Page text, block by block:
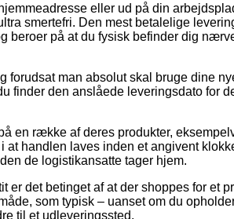
eller ud på din
smertefri. Den mest betalelige
beroer på at du fysisk befinder dig
man absolut skal bruge dine
finder den anslåede leveringsdato for
en række af deres produkter,
at handlen laves inden et angivent
de logistikansatte tager hjem.
er det betinget af at der shoppes for et
som typisk – uanset om du
til et udleveringssted.